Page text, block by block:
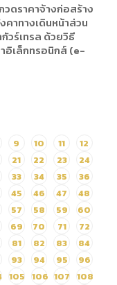
วดราคาจ้างก่อสร้าง
าทางเดินหน้าส่วน
วร์เทรล ด้วยวิธี
อิเล็กทรอนิกส์ (e-
9 10 11
12
21 22 23
24
33 34 35
36
45 46 47
48
57 58 59
60
69 70 71
72
81 82 83
84
93 94 95
96
105 106 107 108